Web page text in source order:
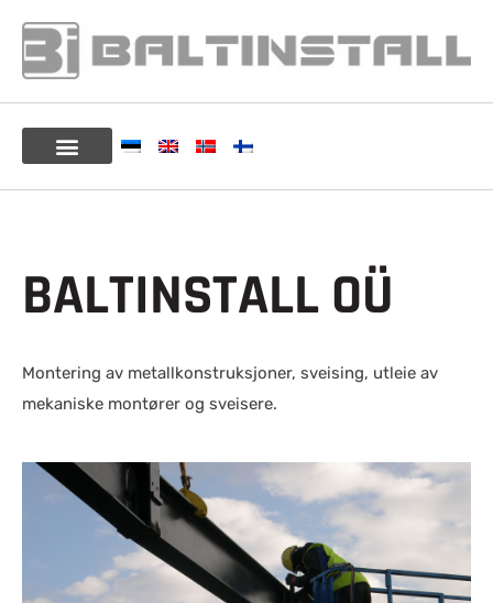
BALTINSTALL OÜ
Montering av metallkonstruksjoner, sveising, utleie av
mekaniske montører og sveisere.